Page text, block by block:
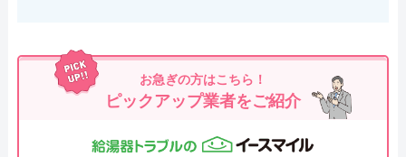
お急ぎの方はこちら！
ピックアップ業者をご紹介